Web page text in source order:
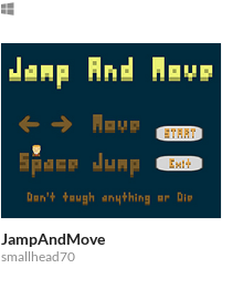
JampAndMove
smallhead70